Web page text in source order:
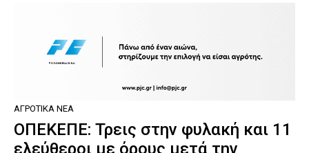
ΑΓΡΟΤΙΚΆ ΝΈΑ
ΟΠΕΚΕΠΕ: Τρεις στην φυλακή και 11
ελεύθεροι με όρους μετά την